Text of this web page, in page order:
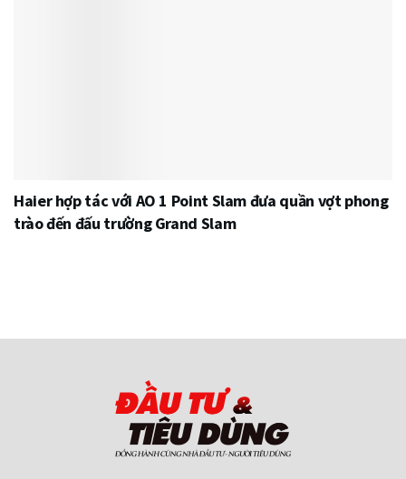
Haier hợp tác với AO 1 Point Slam đưa quần vợt phong
trào đến đấu trường Grand Slam